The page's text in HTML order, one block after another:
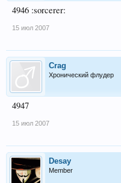
4946 :sorcerer:
15 июл 2007
Crag
Хронический флудер
4947
15 июл 2007
Desay
Member